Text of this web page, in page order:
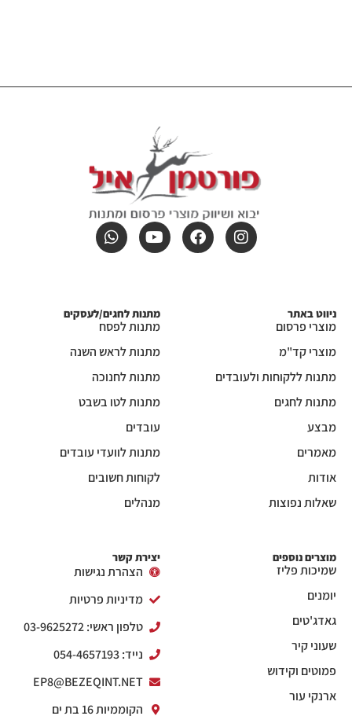
ניווט באתר
מוצרי פרסום
מוצרי קד"מ
מתנות ללקוחות ולעובדים
מתנות לחגים
מבצע
מאמרים
אודות
שאלות נפוצות
מתנות לחגים/לעסקים
מתנות לפסח
מתנות לראש השנה
מתנות לחנוכה
מתנות לטו בשבט
עובדים
מתנות לוועדי עובדים
לקוחות חשובים
מנהלים
מוצרים נוספים
שמיכות פליז
יומנים
גאדג'טים
שעוני קיר
פמוטים וקידוש
ארנקי עור
יצירת קשר
הצהרת נגישות
מדיניות פרטיות
טלפון ראשי: 03-9625272
נייד: 054-4657193
EP8@BEZEQINT.NET
הקוממיות 16 בת ים